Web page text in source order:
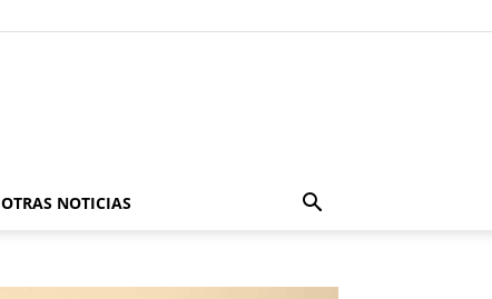
OTRAS NOTICIAS